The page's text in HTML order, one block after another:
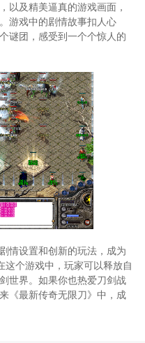
以及精美逼真的游戏画面，
游戏中的剧情故事扣人心
谜团，感受到一个个惊人的
情设置和创新的玩法，成为
这个游戏中，玩家可以释放自
世界。如果你也热爱刀剑战
《最新传奇无限刀》中，成